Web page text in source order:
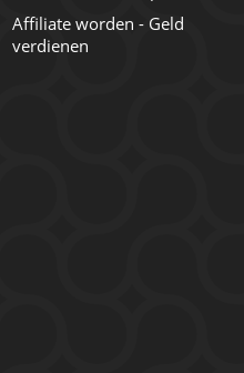
Affiliate worden - Geld
verdienen